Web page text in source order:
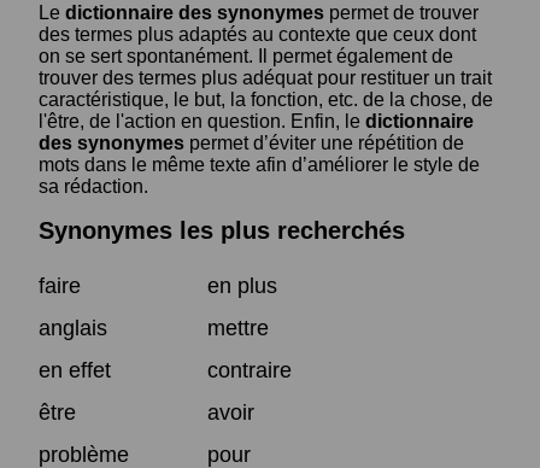
Le dictionnaire des synonymes permet de trouver
des termes plus adaptés au contexte que ceux dont
on se sert spontanément. Il permet également de
trouver des termes plus adéquat pour restituer un trait
caractéristique, le but, la fonction, etc. de la chose, de
l'être, de l'action en question. Enfin, le dictionnaire
des synonymes permet d’éviter une répétition de
mots dans le même texte afin d’améliorer le style de
sa rédaction.
Synonymes les plus recherchés
faire
en plus
anglais
mettre
en effet
contraire
être
avoir
problème
pour